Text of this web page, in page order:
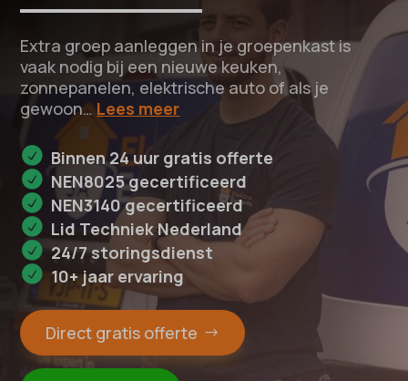
Extra groep aanleggen in je groepenkast is
vaak nodig bij een nieuwe keuken,
zonnepanelen, elektrische auto of als je
gewoon…Lees meer
Binnen 24 uur gratis offerte
NEN8025 gecertificeerd
NEN3140 gecertificeerd
Lid Techniek Nederland
24/7 storingsdienst
10+ jaar ervaring
Direct gratis offerte